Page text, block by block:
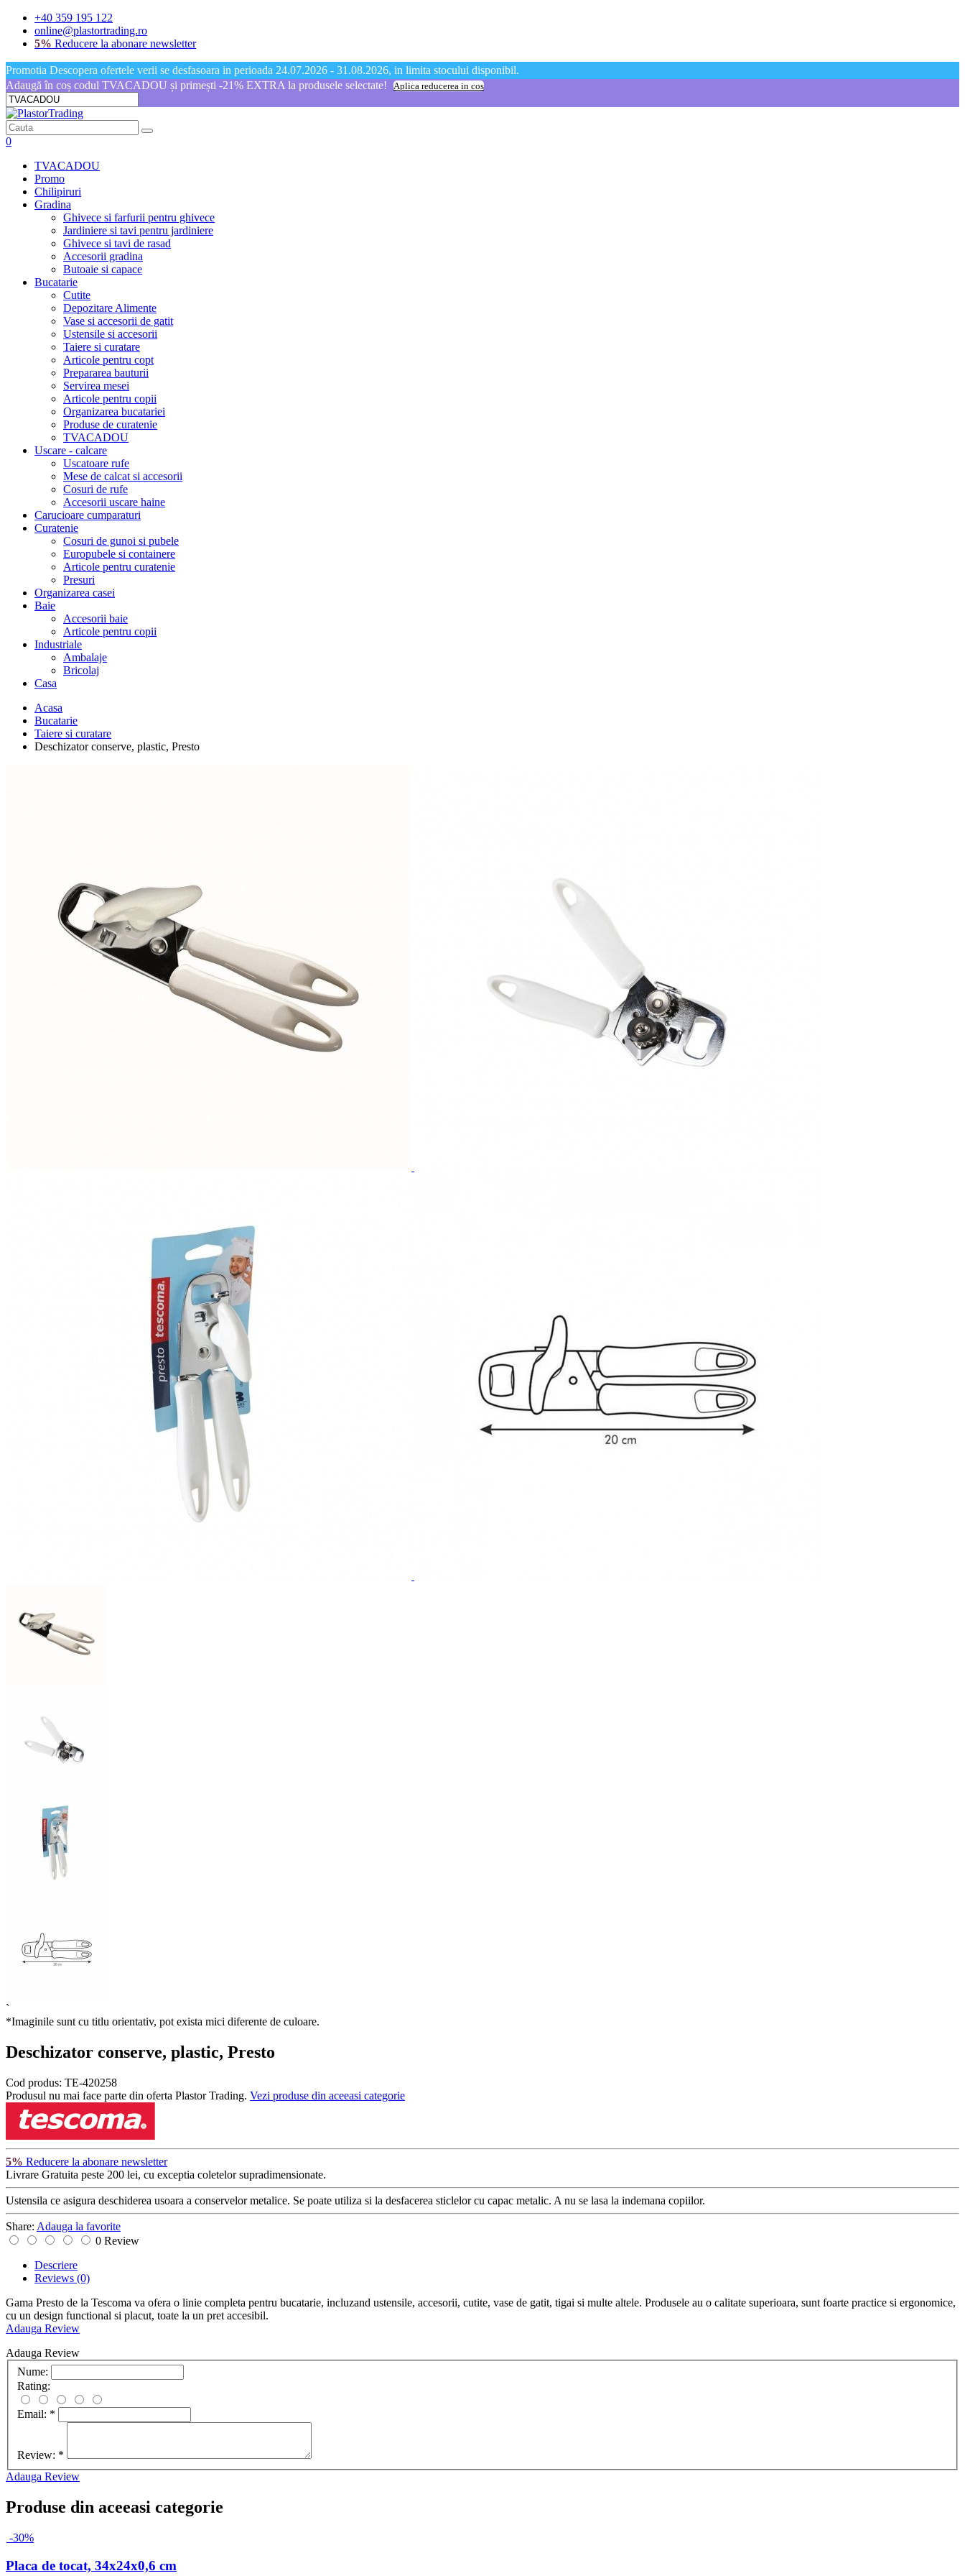
+40 359 195 122
online@plastortrading.ro
5% Reducere la abonare newsletter
Promotia Descopera ofertele verii se desfasoara in perioada 24.07.2026 - 31.08.2026, in limita stocului disponibil.
Adaugă în coș codul TVACADOU și primești -21% EXTRA la produsele selectate!
Aplica reducerea in cos
0
TVACADOU
Promo
Chilipiruri
Gradina
Ghivece si farfurii pentru ghivece
Jardiniere si tavi pentru jardiniere
Ghivece si tavi de rasad
Accesorii gradina
Butoaie si capace
Bucatarie
Cutite
Depozitare Alimente
Vase si accesorii de gatit
Ustensile si accesorii
Taiere si curatare
Articole pentru copt
Prepararea bauturii
Servirea mesei
Articole pentru copii
Organizarea bucatariei
Produse de curatenie
TVACADOU
Uscare - calcare
Uscatoare rufe
Mese de calcat si accesorii
Cosuri de rufe
Accesorii uscare haine
Carucioare cumparaturi
Curatenie
Cosuri de gunoi si pubele
Europubele si containere
Articole pentru curatenie
Presuri
Organizarea casei
Baie
Accesorii baie
Articole pentru copii
Industriale
Ambalaje
Bricolaj
Casa
Acasa
Bucatarie
Taiere si curatare
Deschizator conserve, plastic, Presto
`
*Imaginile sunt cu titlu orientativ, pot exista mici diferente de culoare.
Deschizator conserve, plastic, Presto
Cod produs: TE-420258
Produsul nu mai face parte din oferta Plastor Trading. Vezi produse din aceeasi categorie
5% Reducere la abonare newsletter
Livrare Gratuita peste 200 lei, cu exceptia coletelor supradimensionate.
Ustensila ce asigura deschiderea usoara a conservelor metalice. Se poate utiliza si la desfacerea sticlelor cu capac metalic. A nu se lasa la indemana copiilor.
Share: Adauga la favorite
0 Review
Descriere
Reviews (0)
Gama Presto de la Tescoma va ofera o linie completa pentru bucatarie, incluzand ustensile, accesorii, cutite, vase de gatit, tigai si multe altele. Produsele au o calitate superioara, sunt foarte practice si ergonomice,
cu un design functional si placut, toate la un pret accesibil.
Adauga Review
Adauga Review
Nume:
Rating:
Email: *
Review: *
Adauga Review
Produse din aceeasi categorie
-30%
Placa de tocat, 34x24x0,6 cm